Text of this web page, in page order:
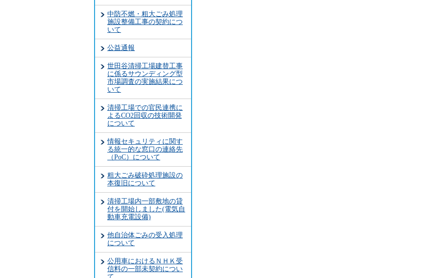
中防不燃・粗大ごみ処理
施設整備工事の契約につ
いて
公益通報
世田谷清掃工場建替工事
に係るサウンディング型
市場調査の実施結果につ
いて
清掃工場での官民連携に
よるCO2回収の技術開発
について
情報セキュリティに関す
る統一的な窓口の連絡先
（PoC）について
粗大ごみ破砕処理施設の
本復旧について
清掃工場内一部敷地の貸
付を開始しました(電気自
動車充電設備)
他自治体ごみの受入処理
について
公用車におけるＮＨＫ受
信料の一部未契約につい